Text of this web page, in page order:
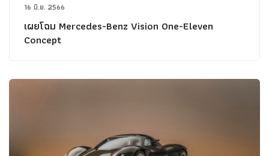
16 มิ.ย. 2566
เผยโฉม Mercedes-Benz Vision One-Eleven
Concept